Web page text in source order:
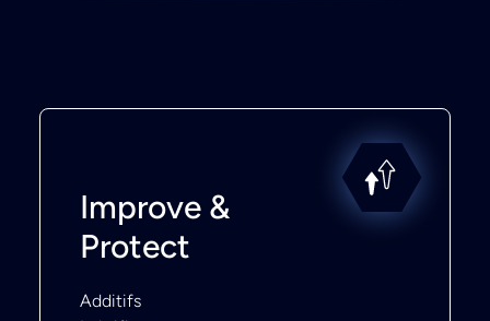
Improve &
Protect
Additifs